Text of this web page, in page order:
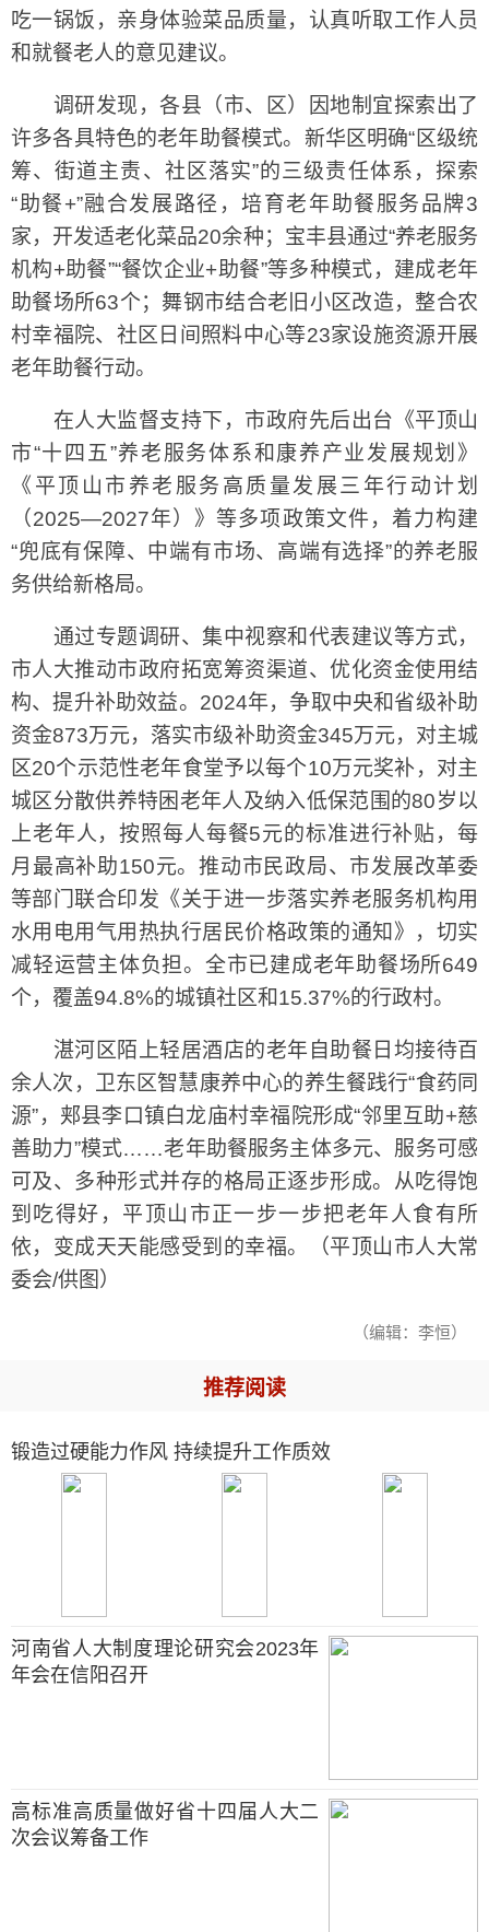
吃一锅饭，亲身体验菜品质量，认真听取工作人员
和就餐老人的意见建议。
调研发现，各县（市、区）因地制宜探索出了
许多各具特色的老年助餐模式。新华区明确“区级统
筹、街道主责、社区落实”的三级责任体系，探索
“助餐+”融合发展路径，培育老年助餐服务品牌3
家，开发适老化菜品20余种；宝丰县通过“养老服务
机构+助餐”“餐饮企业+助餐”等多种模式，建成老年
助餐场所63个；舞钢市结合老旧小区改造，整合农
村幸福院、社区日间照料中心等23家设施资源开展
老年助餐行动。
在人大监督支持下，市政府先后出台《平顶山
市“十四五”养老服务体系和康养产业发展规划》
《平顶山市养老服务高质量发展三年行动计划
（2025—2027年）》等多项政策文件，着力构建
“兜底有保障、中端有市场、高端有选择”的养老服
务供给新格局。
通过专题调研、集中视察和代表建议等方式，
市人大推动市政府拓宽筹资渠道、优化资金使用结
构、提升补助效益。2024年，争取中央和省级补助
资金873万元，落实市级补助资金345万元，对主城
区20个示范性老年食堂予以每个10万元奖补，对主
城区分散供养特困老年人及纳入低保范围的80岁以
上老年人，按照每人每餐5元的标准进行补贴，每
月最高补助150元。推动市民政局、市发展改革委
等部门联合印发《关于进一步落实养老服务机构用
水用电用气用热执行居民价格政策的通知》，切实
减轻运营主体负担。全市已建成老年助餐场所649
个，覆盖94.8%的城镇社区和15.37%的行政村。
湛河区陌上轻居酒店的老年自助餐日均接待百
余人次，卫东区智慧康养中心的养生餐践行“食药同
源”，郏县李口镇白龙庙村幸福院形成“邻里互助+慈
善助力”模式……老年助餐服务主体多元、服务可感
可及、多种形式并存的格局正逐步形成。从吃得饱
到吃得好，平顶山市正一步一步把老年人食有所
依，变成天天能感受到的幸福。（平顶山市人大常
委会/供图）
（编辑：李恒）
推荐阅读
锻造过硬能力作风 持续提升工作质效
河南省人大制度理论研究会2023年
年会在信阳召开
高标准高质量做好省十四届人大二
次会议筹备工作